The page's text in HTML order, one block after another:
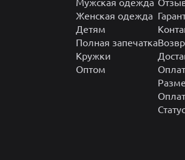
Мужская одежда
Женская одежда
Детям
Полная запечатка
Кружки
Оптом